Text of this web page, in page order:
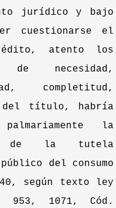
jurídico y bajo
cuestionarse el
atento los
de necesidad,
completitud,
del título, habría
la
de la tutela
del consumo
según texto ley
1071, Cód.